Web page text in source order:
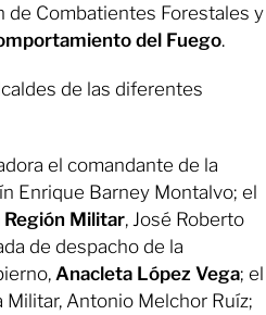
de Combatientes Forestales y
del Fuego.
de las diferentes
el comandante de la
Enrique Barney Montalvo; el
Región Militar, José Roberto
de despacho de la
Anacleta López Vega; el
Antonio Melchor Ruíz;